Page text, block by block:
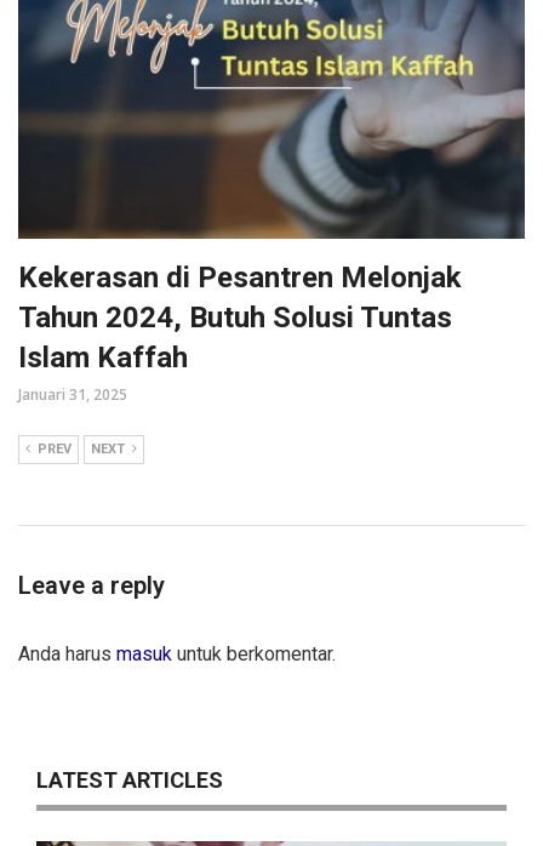
Kekerasan di Pesantren Melonjak
Tahun 2024, Butuh Solusi Tuntas
Islam Kaffah
Januari 31, 2025
PREV NEXT
Leave a reply
Anda harus masuk untuk berkomentar.
LATEST ARTICLES